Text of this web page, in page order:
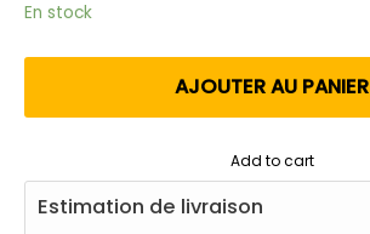
En stock
AJOUTER AU PANIER
Add to cart
Estimation de livraison